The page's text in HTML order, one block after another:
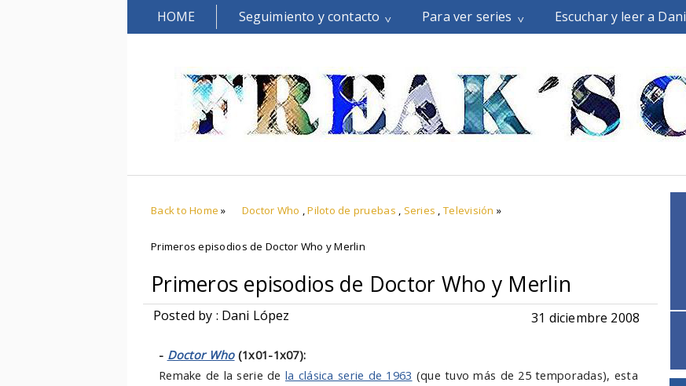
HOME Seguimiento y contacto Para ver series Escuchar y leer a Dani
Back to Home » Doctor Who ,Piloto de pruebas , Series ,Televisión »
Primeros episodios de Doctor Who y Merlin
Primeros episodios de Doctor Who y Merlin
Posted by : Dani López 31 diciembre 2008
- Doctor Who(1x01-1x07):
Remake de la serie de la clásica serie de 1963 (que tuvo más de 25 temporadas), esta